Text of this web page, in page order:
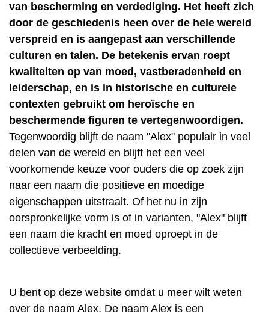
van bescherming en verdediging. Het heeft zich
door de geschiedenis heen over de hele wereld
verspreid en is aangepast aan verschillende
culturen en talen. De betekenis ervan roept
kwaliteiten op van moed, vastberadenheid en
leiderschap, en is in historische en culturele
contexten gebruikt om heroïsche en
beschermende figuren te vertegenwoordigen.
Tegenwoordig blijft de naam "Alex" populair in veel
delen van de wereld en blijft het een veel
voorkomende keuze voor ouders die op zoek zijn
naar een naam die positieve en moedige
eigenschappen uitstraalt. Of het nu in zijn
oorspronkelijke vorm is of in varianten, "Alex" blijft
een naam die kracht en moed oproept in de
collectieve verbeelding.
U bent op deze website omdat u meer wilt weten
over de naam Alex. De naam Alex is een